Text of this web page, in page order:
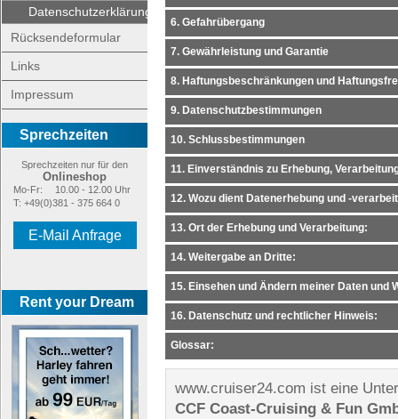
Datenschutzerklärung
Rücksendeformular
Links
Impressum
Sprechzeiten
Sprechzeiten nur für den
Onlineshop
Mo-Fr:
10.00 - 12.00 Uhr
T: +49(0)381 - 375 664 0
E-Mail Anfrage
Rent your Dream
6. Gefahrübergang
7. Gewährleistung und Garantie
8. Haftungsbeschränkungen und
9. Datenschutzbestimmungen
10. Schlussbestimmungen
11. Einverständnis zu Erhebung,
12. Wozu dient Datenerhebung und -
13. Ort der Erhebung und Verarbeitung:
14. Weitergabe an Dritte:
15. Einsehen und Ändern meiner Daten und
16. Datenschutz und rechtlicher Hinweis:
Glossar:
www.cruiser24.com ist eine
CCF Coast-Cruising & Fun